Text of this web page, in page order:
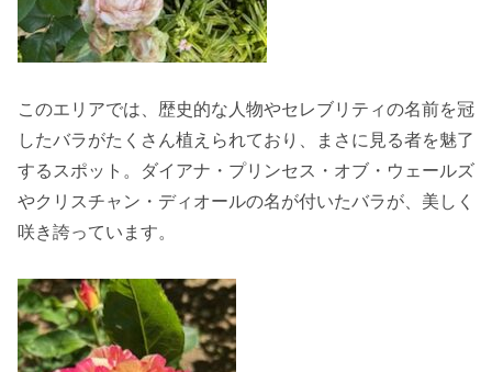
このエリアでは、歴史的な人物やセレブリティの名前を冠
したバラがたくさん植えられており、まさに見る者を魅了
するスポット。ダイアナ・プリンセス・オブ・ウェールズ
やクリスチャン・ディオールの名が付いたバラが、美しく
咲き誇っています。